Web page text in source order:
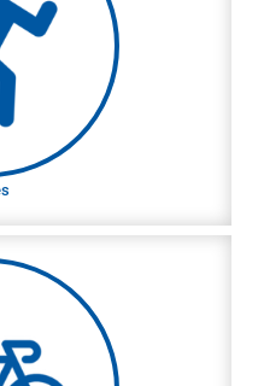
izbirnih programov
v telovadnici po vaši